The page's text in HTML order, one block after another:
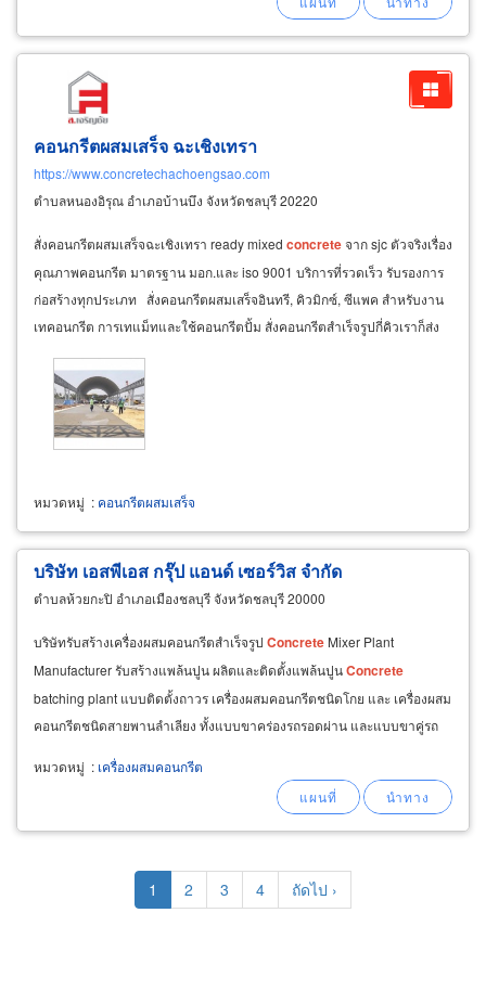
คอนกรีตผสมเสร็จ ฉะเชิงเทรา
https://www.concretechachoengsao.com
ตำบลหนองอิรุณ อำเภอบ้านบึง จังหวัดชลบุรี 20220
สั่งคอนกรีตผสมเสร็จฉะเชิงเทรา ready mixed concreteจาก sjc ตัวจริงเรื่อง
คุณภาพคอนกรีต มาตรฐาน มอก.และ iso 9001 บริการที่รวดเร็ว รับรองการ
ก่อสร้างทุกประเภท สั่งคอนกรีตผสมเสร็จอินทรี, คิวมิกซ์, ซีแพค สำหรับงาน
เทคอนกรีต การเทแม็ทและใช้คอนกรีตปั้ม สั่งคอนกรีตสำเร็จรูปกี่คิวเราก็ส่ง
หมวดหมู่ : คอนกรีตผสมเสร็จ
บริษัท เอสพีเอส กรุ๊ป แอนด์ เซอร์วิส จำกัด
ตำบลห้วยกะปิ อำเภอเมืองชลบุรี จังหวัดชลบุรี 20000
บริษัทรับสร้างเครื่องผสมคอนกรีตสำเร็จรูป Concrete Mixer Plant
Manufacturer รับสร้างแพล้นปูน ผลิตและติดตั้งแพล้นปูนConcrete
batching plant แบบติดตั้งถาวร เครื่องผสมคอนกรีตชนิดโกย และ เครื่องผสม
คอนกรีตชนิดสายพานลำเลียง ทั้งแบบขาคร่องรถรอดผ่าน และแบบขาคู่รถ
หมวดหมู่ : เครื่องผสมคอนกรีต
Current
page
1 Page
2 Page
3 Page
4
Next
page
ถัดไป ›